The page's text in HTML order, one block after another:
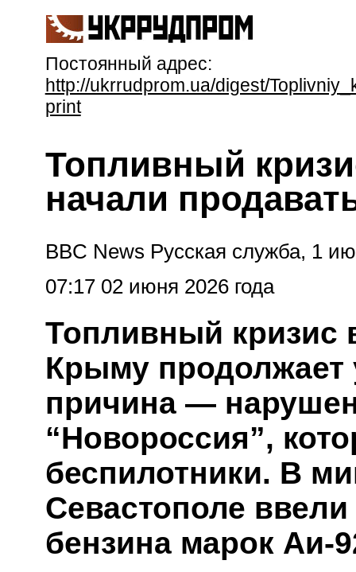
Постоянный адрес:
http://ukrrudprom.ua/digest/
print
Топливный
начали
BBC News Русская служба, 1
07:17 02 июня 2026 года
Топливный кризис
Крыму продолжает
причина —
“Новороссия”,
беспилотники. В
Севастополе
бензина марок Аи-